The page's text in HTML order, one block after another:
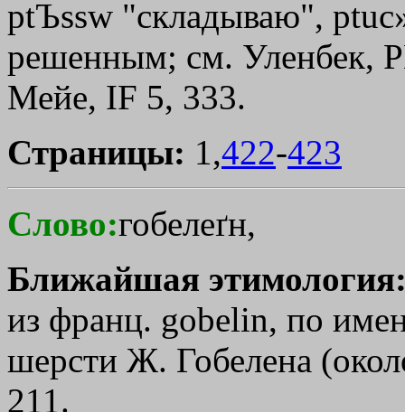
ptЪssw "складываю",
решенным; см. Уленбек,
Мейе, IF 5, 333.
Страницы: 1,422-423
Слово:гобелеґн,
Ближайшая
из франц. gobelin, по
шерсти Ж. Гобелена
211.